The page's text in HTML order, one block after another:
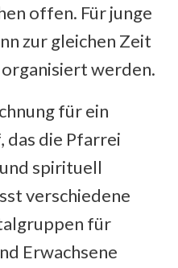
offen. Für junge
zur gleichen Zeit
werden.
für ein
das die Pfarrei
spirituell
verschiedene
für
Erwachsene